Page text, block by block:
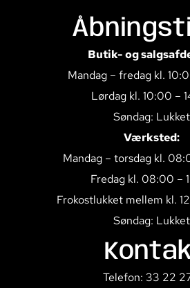
Butik- og
Mandag – fredag kl.
Lørdag kl. 10:00 –
Søndag: Lukket
Værksted:
Mandag – torsdag kl.
Fredag kl. 08:00 –
Frokostlukket mellem kl.
Søndag: Lukket
Telefon: 33 22